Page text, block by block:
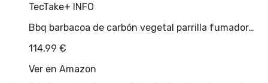
TecTake+ INFO
Bbq barbacoa de carbón vegetal parrilla fumador…
114,99 €
Ver en Amazon